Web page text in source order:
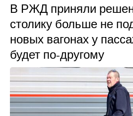
В РЖД приняли
столику больше не
новых вагонах у
будет по-другому